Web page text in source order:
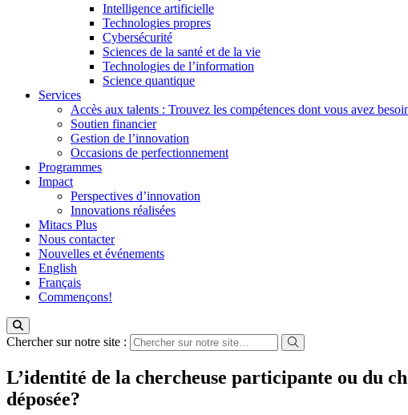
Intelligence artificielle
Technologies propres
Cybersécurité
Sciences de la santé et de la vie
Technologies de l’information
Science quantique
Services
Accès aux talents : Trouvez les compétences dont vous avez
Soutien financier
Gestion de l’innovation
Occasions de perfectionnement
Programmes
Impact
Perspectives d’innovation
Innovations réalisées
Mitacs Plus
Nous contacter
Nouvelles et événements
English
Français
Commençons!
Chercher sur notre site :
L’identité de la chercheuse participante ou du
déposée?